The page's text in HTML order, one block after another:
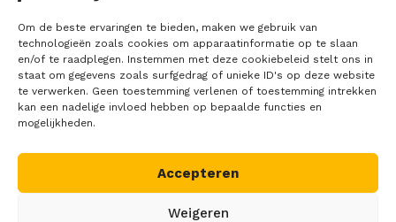
Om de beste ervaringen te bieden, maken we gebruik van
technologieën zoals cookies om apparaatinformatie op te slaan
en/of te raadplegen. Instemmen met deze cookiebeleid stelt ons in
staat om gegevens zoals surfgedrag of unieke ID's op deze website
te verwerken. Geen toestemming verlenen of toestemming intrekken
kan een nadelige invloed hebben op bepaalde functies en
mogelijkheden.
Accepteren
Weigeren